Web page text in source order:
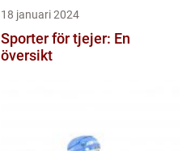
18 januari 2024
Sporter för tjejer: En
översikt